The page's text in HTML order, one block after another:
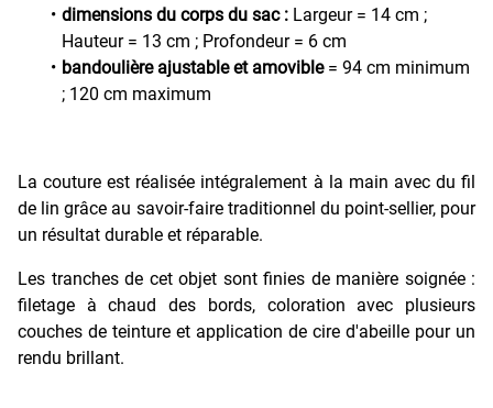
dimensions du corps du sac : Largeur = 14 cm ;
Hauteur = 13 cm ; Profondeur = 6 cm
bandoulière ajustable et amovible= 94 cm minimum
; 120 cm maximum
La couture est réalisée intégralement à la main avec du fil
de lin grâce au savoir-faire traditionnel du point-sellier, pour
un résultat durable et réparable.
Les tranches de cet objet sont finies de manière soignée :
filetage à chaud des bords, coloration avec plusieurs
couches de teinture et application de cire d'abeille pour un
rendu brillant.